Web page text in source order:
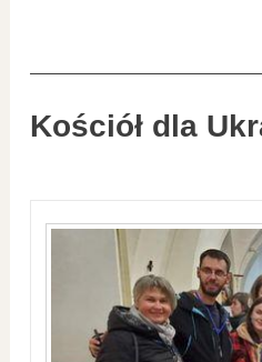
Kościół dla